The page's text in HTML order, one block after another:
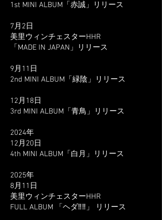
1st MINI ALBUM「赤誠」リリース
7月2日
美里ウィンチェスターHHR
​「MADE IN JAPAN」リリース
9月11日
2nd MINI ALBUM「緑陰」リリース
12月18日
3rd MINI ALBUM「青鳥」リリース
2024年
12月20日
4th MINI ALBUM「白月」リリース
2025年
8月11日
美里ウィンチェスターHHR
FULL ALBUM 「ヘダ‼︎‼︎」 リリース